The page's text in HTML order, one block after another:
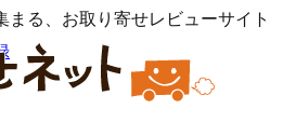
まる、お取り寄せレビューサイト